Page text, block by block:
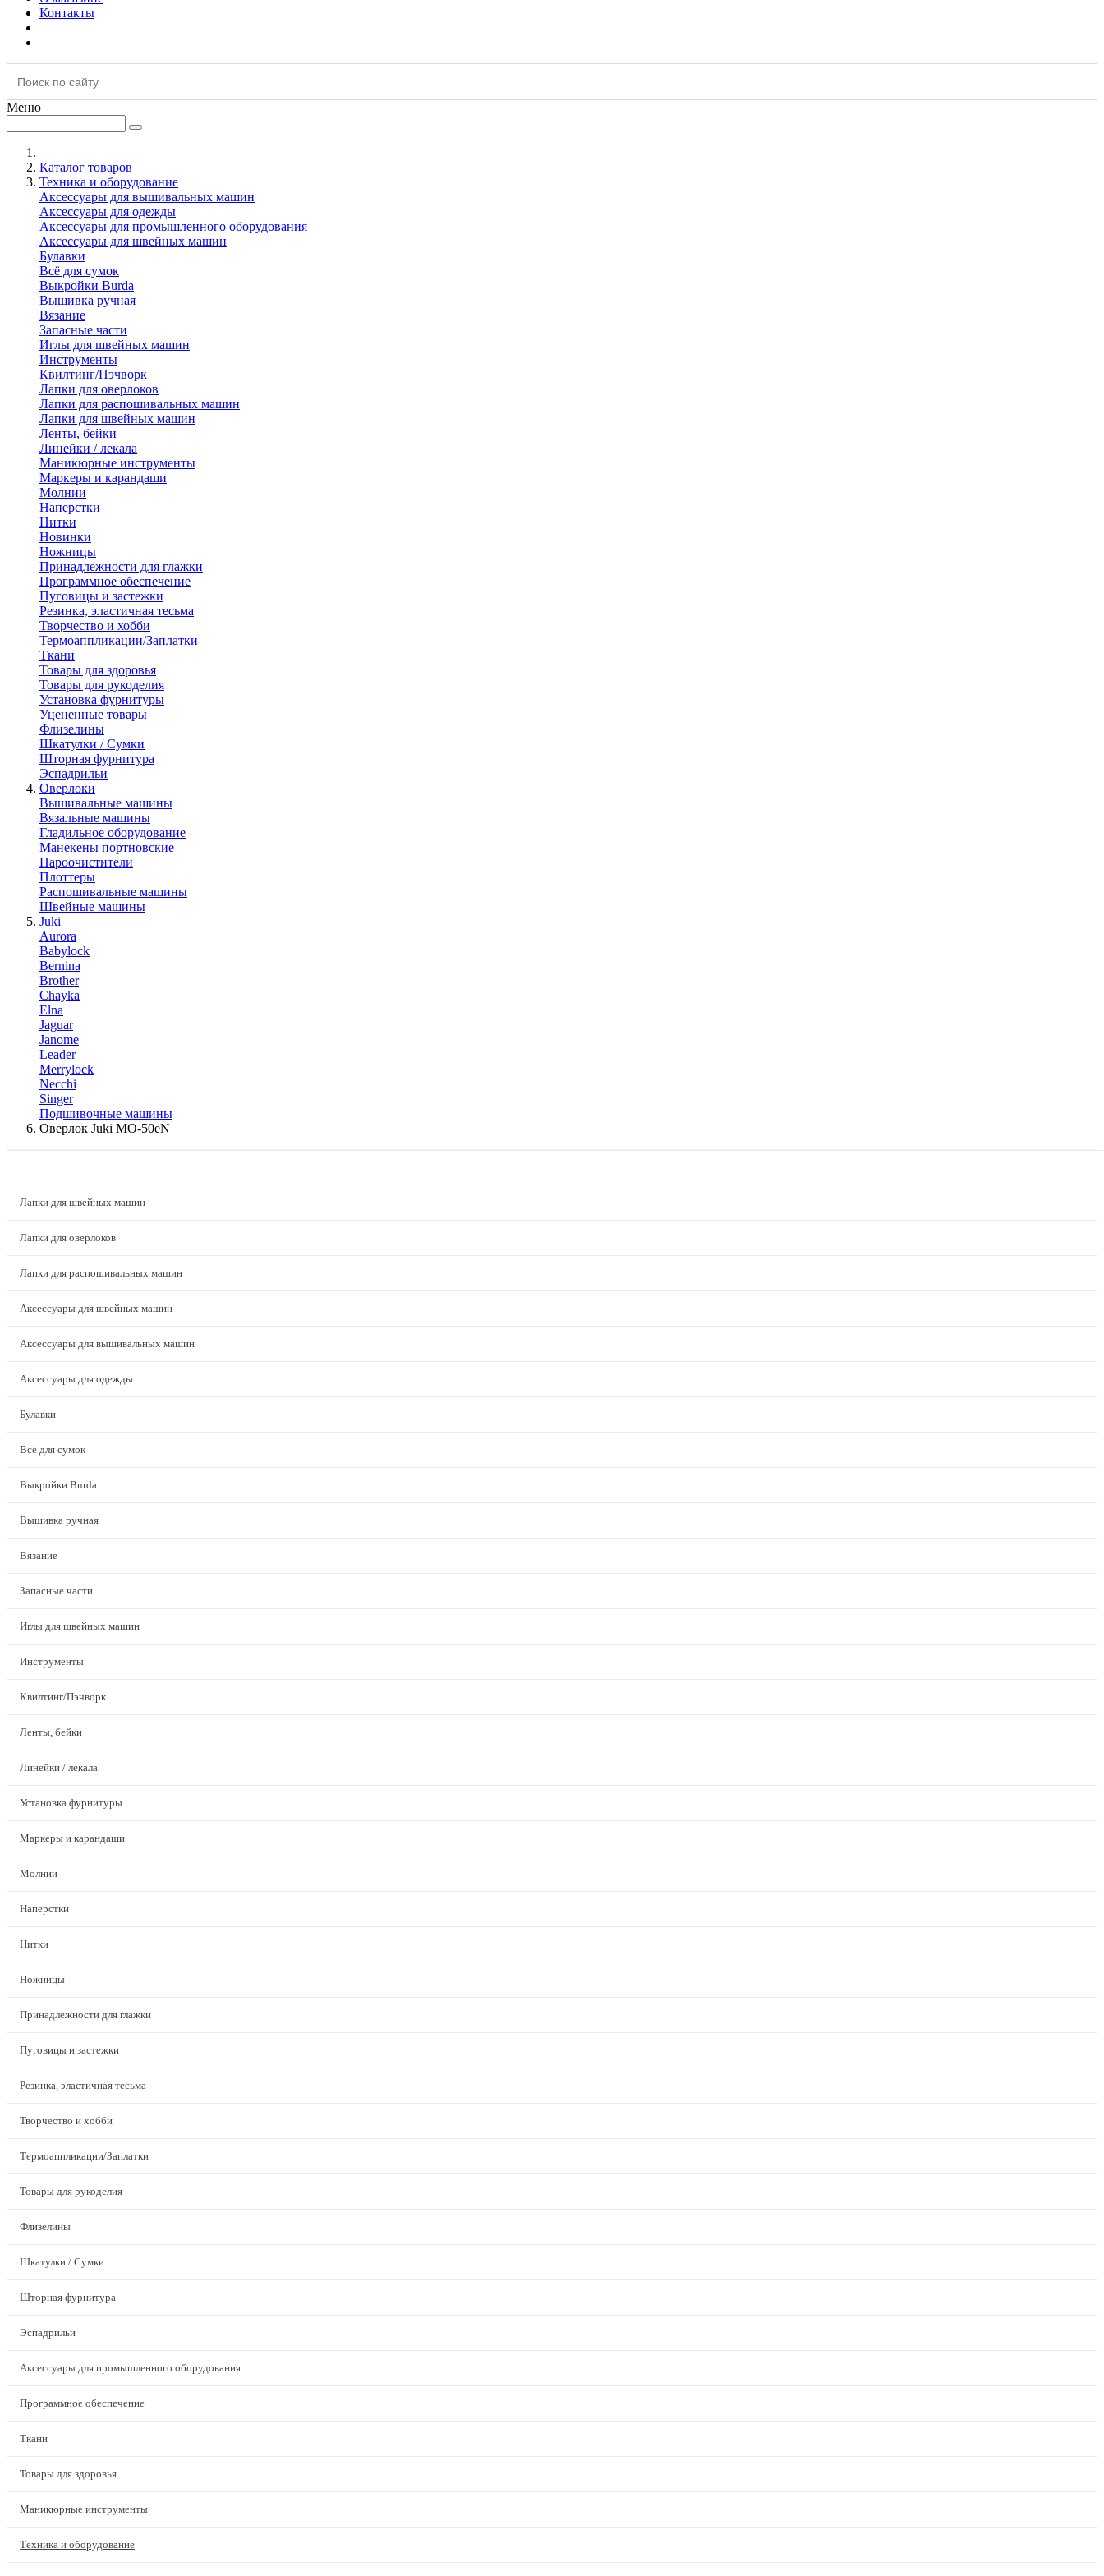
Контакты
Меню
Каталог товаров
Техника и оборудование
Аксессуары для вышивальных машин
Аксессуары для одежды
Аксессуары для промышленного оборудования
Аксессуары для швейных машин
Булавки
Всё для сумок
Выкройки Burda
Вышивка ручная
Вязание
Запасные части
Иглы для швейных машин
Инструменты
Квилтинг/Пэчворк
Лапки для оверлоков
Лапки для распошивальных машин
Лапки для швейных машин
Ленты, бейки
Линейки / лекала
Маникюрные инструменты
Маркеры и карандаши
Молнии
Наперстки
Нитки
Новинки
Ножницы
Принадлежности для глажки
Программное обеспечение
Пуговицы и застежки
Резинка, эластичная тесьма
Творчество и хобби
Термоаппликации/Заплатки
Ткани
Товары для здоровья
Товары для рукоделия
Установка фурнитуры
Уцененные товары
Флизелины
Шкатулки / Сумки
Шторная фурнитура
Эспадрильи
Оверлоки
Вышивальные машины
Вязальные машины
Гладильное оборудование
Манекены портновские
Пароочистители
Плоттеры
Распошивальные машины
Швейные машины
Juki
Aurora
Babylock
Bernina
Brother
Chayka
Elna
Jaguar
Janome
Leader
Merrylock
Necchi
Singer
Подшивочные машины
Оверлок Juki MO-50eN
Лапки для швейных машин
Лапки для оверлоков
Лапки для распошивальных машин
Аксессуары для швейных машин
Аксессуары для вышивальных машин
Аксессуары для одежды
Булавки
Всё для сумок
Выкройки Burda
Вышивка ручная
Вязание
Запасные части
Иглы для швейных машин
Инструменты
Квилтинг/Пэчворк
Ленты, бейки
Линейки / лекала
Установка фурнитуры
Маркеры и карандаши
Молнии
Наперстки
Нитки
Ножницы
Принадлежности для глажки
Пуговицы и застежки
Резинка, эластичная тесьма
Творчество и хобби
Термоаппликации/Заплатки
Товары для рукоделия
Флизелины
Шкатулки / Сумки
Шторная фурнитура
Эспадрильи
Аксессуары для промышленного оборудования
Программное обеспечение
Ткани
Товары для здоровья
Маникюрные инструменты
Техника и оборудование